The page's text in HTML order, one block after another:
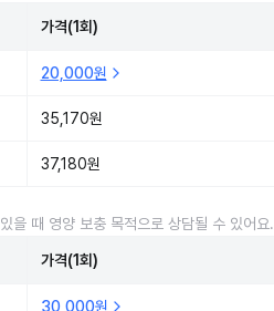
가격(1회)
20,000원
35,170원
37,180원
을 때 영양 보충 목적으로 상담될 수 있어요.
가격(1회)
30,000원